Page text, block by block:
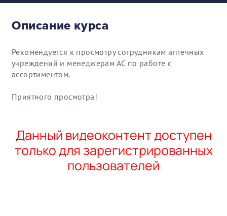
Описание курса
Рекомендуется к просмотру сотрудникам аптечных
учреждений и менеджерам АС по работе с
ассортиментом.
Приятного просмотра!
Данный видеоконтент доступен
только для зарегистрированных
пользователей